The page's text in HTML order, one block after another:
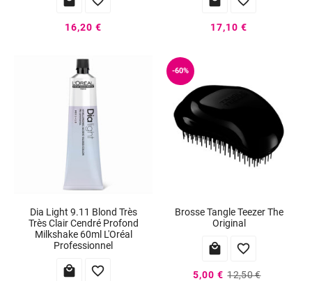
16,20 € 17,10 €
Dia Light 9.11 Blond Très
Très Clair Cendré Profond
Milkshake 60ml L'Oréal
Professionnel
 
-60%
Brosse Tangle Teezer The
Original
 
5,00 € 12,50 €